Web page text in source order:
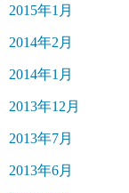
2015年1月
2014年2月
2014年1月
2013年12月
2013年7月
2013年6月